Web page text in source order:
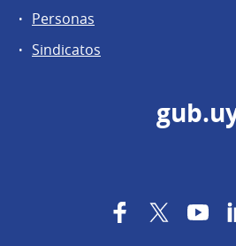
Personas
Sindicatos
FacebookTwitter